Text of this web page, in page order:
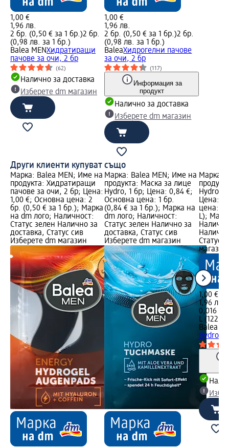
1,00 €
1,96 лв.
2 бр. (0,50 € за 1 бр.)2 бр.
(0,98 лв. за 1 бр.)
Balea MENХидратиращи
пачове за очи, 2 бр
(62)
Налично за доставка
Изберете dm магазин
1,00 €
1,96 лв.
2 бр. (0,50 € за 1 бр.)2 бр.
(0,98 лв. за 1 бр.)
BaleaХидрогелни пачове
за очи, 2 бр
(117)
Информация за
продукт
Налично за доставка
Изберете dm магазин
Други клиенти купуват също
Марка: Balea MEN; Име на
продукта: Хидратиращи
пачове за очи, 2 бр; Цена:
1,00 €; Основна цена: 2
бр. (0,50 € за 1 бр.); Марка
на dm лого; Наличност:
Статус зелен Налично за
доставка, Статус сив
Изберете dm магазин
Марка: Balea MEN; Име на
продукта: Маска за лице
Hydro, 1 бр; Цена: 0,84 €;
Основна цена: 1 бр.
(0,84 € за 1 бр.); Марка на
dm лого; Наличност:
Статус зелен Налично за
доставка, Статус сив
Изберете dm магазин
Марка:
Hydro с
Цена:
цена:
L);
Статус
магазин
1,00 €
1,96 лв.
0,016 L
L
Balea
Hydro с